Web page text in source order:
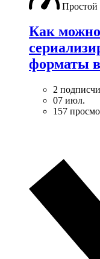
Простой
Как
форматы
2
07 июл.
157